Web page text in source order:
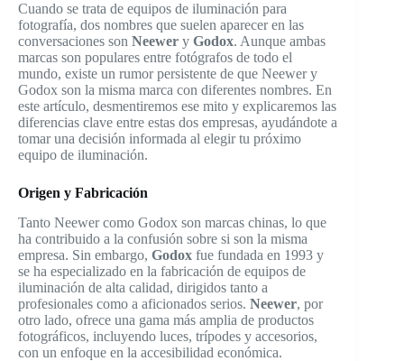
Cuando se trata de equipos de iluminación para
fotografía, dos nombres que suelen aparecer en las
conversaciones son Neewer y Godox. Aunque ambas
marcas son populares entre fotógrafos de todo el
mundo, existe un rumor persistente de que Neewer y
Godox son la misma marca con diferentes nombres. En
este artículo, desmentiremos ese mito y explicaremos las
diferencias clave entre estas dos empresas, ayudándote a
tomar una decisión informada al elegir tu próximo
equipo de iluminación.
Origen y Fabricación
Tanto Neewer como Godox son marcas chinas, lo que
ha contribuido a la confusión sobre si son la misma
empresa. Sin embargo, Godox fue fundada en 1993 y
se ha especializado en la fabricación de equipos de
iluminación de alta calidad, dirigidos tanto a
profesionales como a aficionados serios. Neewer, por
otro lado, ofrece una gama más amplia de productos
fotográficos, incluyendo luces, trípodes y accesorios,
con un enfoque en la accesibilidad económica.